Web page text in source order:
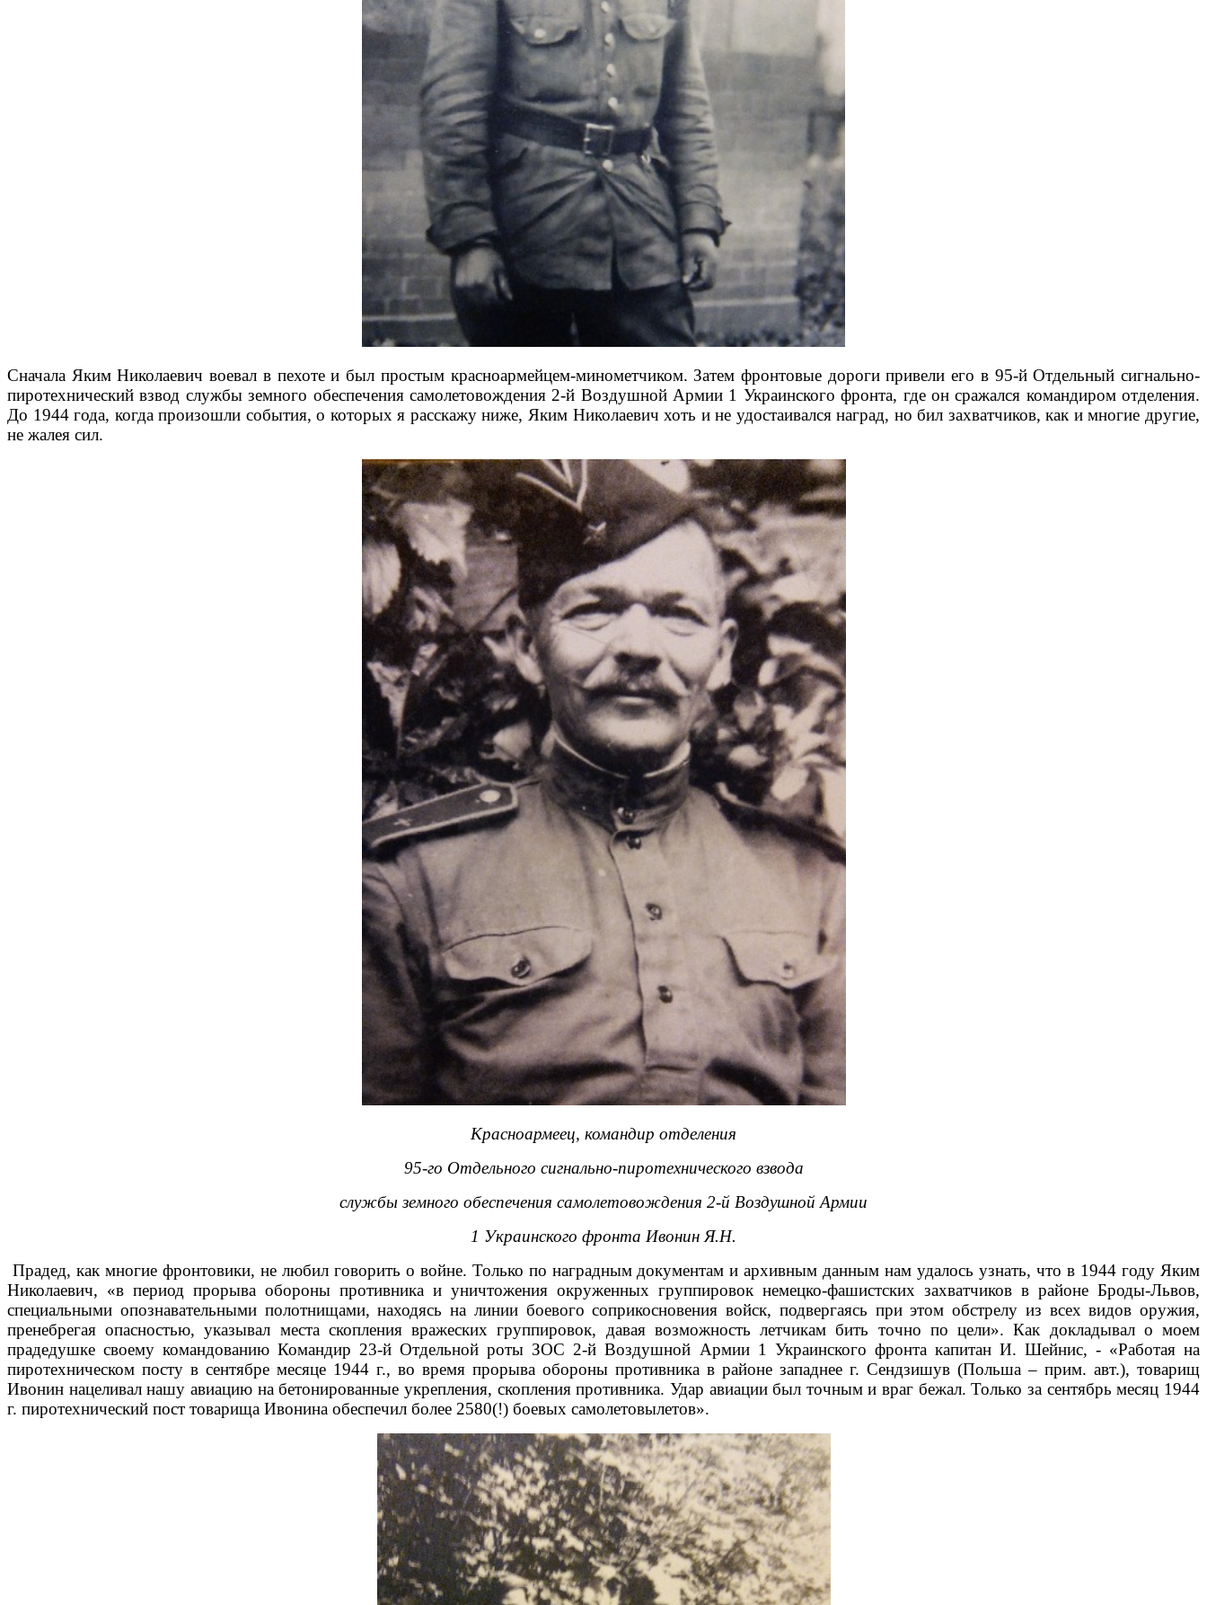
Сначала Яким Николаевич воевал в пехоте и был простым красноармейцем-минометчиком. Затем фронтовые дороги привели его в 95-й Отдельный сигнально-
пиротехнический взвод службы земного обеспечения самолетовождения 2-й Воздушной Армии 1 Украинского фронта, где он сражался командиром отделения.
До 1944 года, когда произошли события, о которых я расскажу ниже, Яким Николаевич хоть и не удостаивался наград, но бил захватчиков, как и многие другие,
не жалея сил.
Красноармеец, командир отделения
95-го Отдельного сигнально-пиротехнического взвода
службы земного обеспечения самолетовождения 2-й Воздушной Армии
1 Украинского фронта Ивонин Я.Н.
Прадед, как многие фронтовики, не любил говорить о войне. Только по наградным документам и архивным данным нам удалось узнать, что в 1944 году Яким
Николаевич, «в период прорыва обороны противника и уничтожения окруженных группировок немецко-фашистских захватчиков в районе Броды-Львов,
специальными опознавательными полотнищами, находясь на линии боевого соприкосновения войск, подвергаясь при этом обстрелу из всех видов оружия,
пренебрегая опасностью, указывал места скопления вражеских группировок, давая возможность летчикам бить точно по цели». Как докладывал о моем
прадедушке своему командованию Командир 23-й Отдельной роты ЗОС 2-й Воздушной Армии 1 Украинского фронта капитан И. Шейнис, - «Работая на
пиротехническом посту в сентябре месяце 1944 г., во время прорыва обороны противника в районе западнее г. Сендзишув (Польша – прим. авт.), товарищ
Ивонин нацеливал нашу авиацию на бетонированные укрепления, скопления противника. Удар авиации был точным и враг бежал. Только за сентябрь месяц 1944
г. пиротехнический пост товарища Ивонина обеспечил более 2580(!) боевых самолетовылетов».